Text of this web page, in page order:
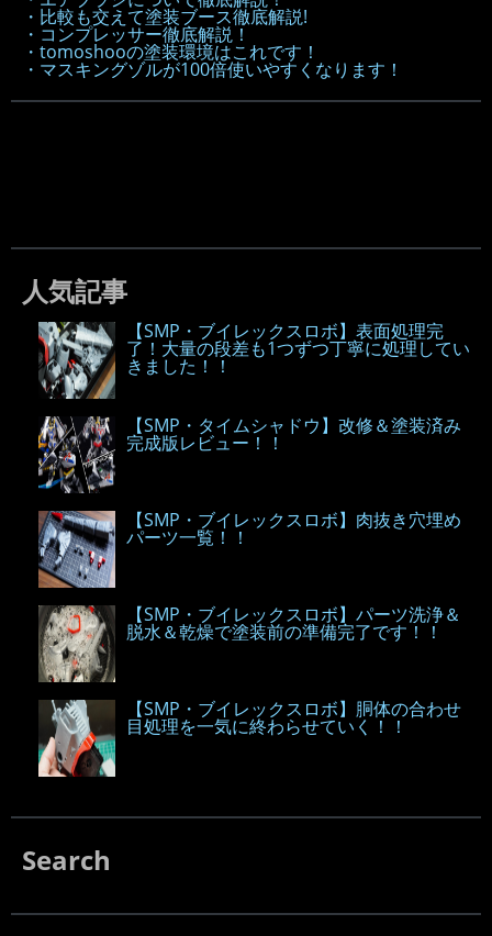
・比較も交えて塗装ブース徹底解説!
・コンプレッサー徹底解説！
・tomoshooの塗装環境はこれです！
・マスキングゾルが100倍使いやすくなります！
人気記事
【SMP・ブイレックスロボ】表面処理完
了！大量の段差も1つずつ丁寧に処理してい
きました！！
【SMP・タイムシャドウ】改修＆塗装済み
完成版レビュー！！
【SMP・ブイレックスロボ】肉抜き穴埋め
パーツ一覧！！
【SMP・ブイレックスロボ】パーツ洗浄＆
脱水＆乾燥で塗装前の準備完了です！！
【SMP・ブイレックスロボ】胴体の合わせ
目処理を一気に終わらせていく！！
Search